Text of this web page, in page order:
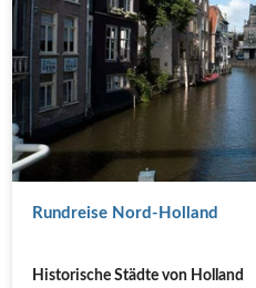
Rundreise Nord-Holland
Historische Städte von Holland